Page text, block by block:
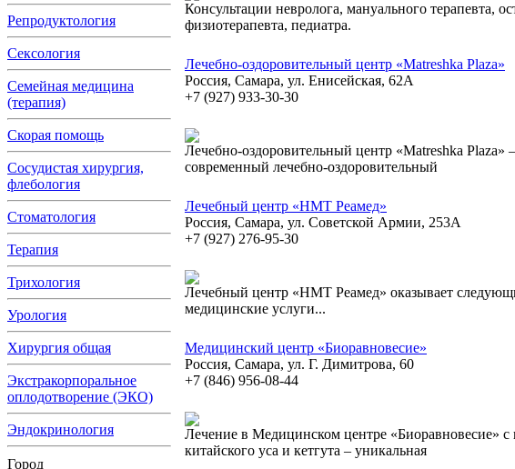
Репродуктология
Сексология
Семейная медицина
(терапия)
Скорая помощь
Сосудистая хирургия,
флебология
Стоматология
Терапия
Трихология
Урология
Хирургия общая
Экстракорпоральное
оплодотворение (ЭКО)
Эндокринология
Город
Консультации невролога, мануального терапевта,
физиотерапевта, педиатра.
Лечебно-оздоровительный центр «Matreshka Plaza»
Россия, Самара, ул. Енисейская, 62А
+7 (927) 933-30-30
Лечебно-оздоровительный центр «Matreshka Plaza»
современный лечебно-оздоровительный
Лечебный центр «НМТ Реамед»
Россия, Самара, ул. Советской Армии, 253А
+7 (927) 276-95-30
Лечебный центр «НМТ Реамед» оказывает
медицинские услуги...
Медицинский центр «Биоравновесие»
Россия, Самара, ул. Г. Димитрова, 60
+7 (846) 956-08-44
Лечение в Медицинском центре «Биоравновесие»
китайского уса и кетгута – уникальная